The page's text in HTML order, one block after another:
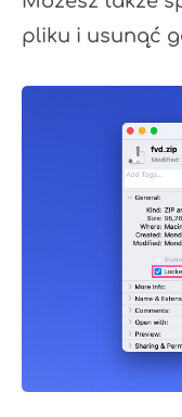
pliku i usunąć